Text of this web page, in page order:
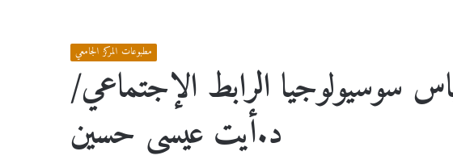
مطبوعات المركز الجامعي
سوسيولوجيا الرابط الإجتماعي/
د.أيت عيسى حسين